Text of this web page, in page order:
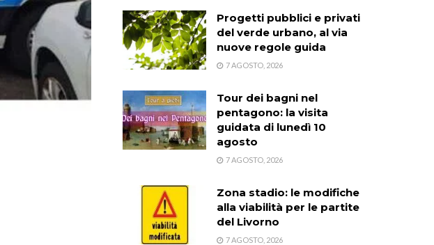
Progetti pubblici e privati
del verde urbano, al via
nuove regole guida
7 AGOSTO, 2026
Tour dei bagni nel
pentagono: la visita
guidata di lunedì 10
agosto
7 AGOSTO, 2026
Zona stadio: le modifiche
alla viabilità per le partite
del Livorno
7 AGOSTO, 2026